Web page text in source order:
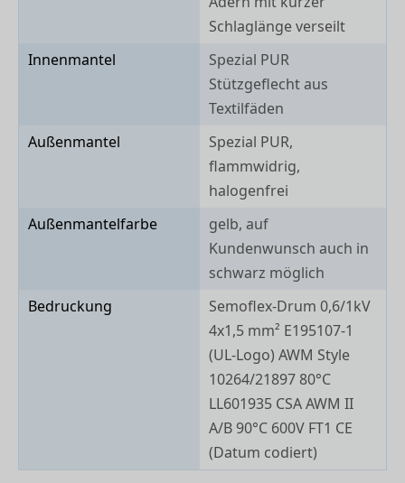
Schlaglänge verseilt
Innenmantel
Spezial PUR
Stützgeflecht aus
Textilfäden
Außenmantel
Spezial PUR,
flammwidrig,
halogenfrei
Außenmantelfarbe
gelb, auf
Kundenwunsch auch in
schwarz möglich
Bedruckung
Semoflex-Drum 0,6/1kV
4x1,5 mm² E195107-1
(UL-Logo) AWM Style
10264/21897 80°C
LL601935 CSA AWM II
A/B 90°C 600V FT1 CE
(Datum codiert)